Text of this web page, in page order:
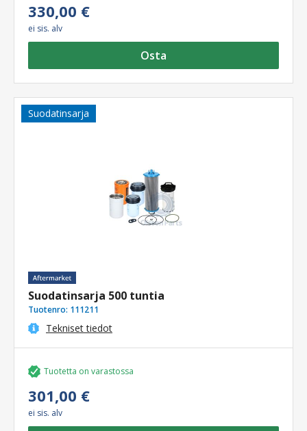
330,00 €
ei sis. alv
Osta
Suodatinsarja
Suodatinsarja 500 tuntia
Tuotenro: 111211
Tekniset tiedot
Tuotetta on varastossa
301,00 €
ei sis. alv